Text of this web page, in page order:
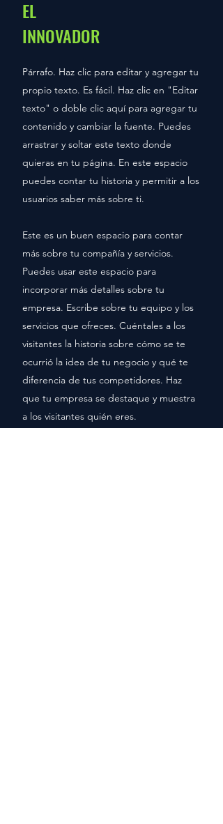
EL
INNOVADOR
Párrafo. Haz clic para editar y agregar tu
propio texto. Es fácil. Haz clic en "Editar
texto" o doble clic aquí para agregar tu
contenido y cambiar la fuente. Puedes
arrastrar y soltar este texto donde
quieras en tu página. En este espacio
puedes contar tu historia y permitir a los
usuarios saber más sobre ti.
Este es un buen espacio para contar
más sobre tu compañía y servicios.
Puedes usar este espacio para
incorporar más detalles sobre tu
empresa. Escribe sobre tu equipo y los
servicios que ofreces. Cuéntales a los
visitantes la historia sobre cómo se te
ocurrió la idea de tu negocio y qué te
diferencia de tus competidores. Haz
que tu empresa se destaque y muestra
a los visitantes quién eres.